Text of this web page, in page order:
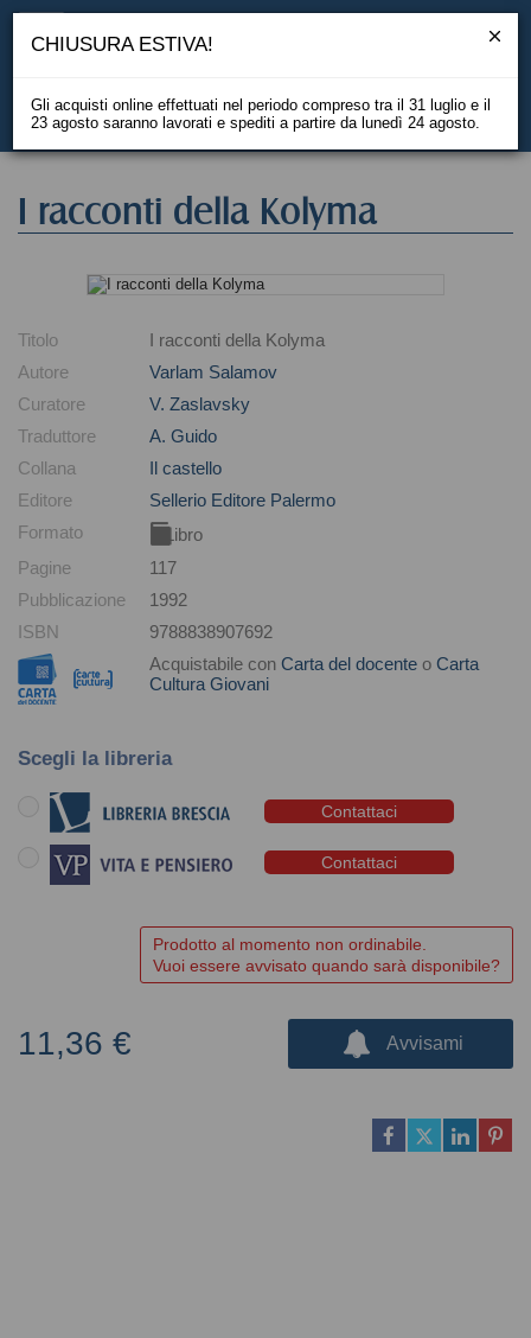
EN
I racconti della Kolyma
Titolo
I racconti della Kolyma
Autore
Varlam Salamov
Curatore
V. Zaslavsky
Traduttore
A. Guido
Collana
Il castello
Editore
Sellerio Editore Palermo
Formato
Libro
Pagine
117
Pubblicazione
1992
ISBN
9788838907692
Acquistabile con Carta del docente o Carta
Cultura Giovani
Scegli la libreria
Contattaci
Contattaci
Prodotto al momento non ordinabile.
Vuoi essere avvisato quando sarà disponibile?
11,36 € Avvisami
CHIUSURA ESTIVA!
Gli acquisti online effettuati nel periodo compreso tra il 31 luglio e il
23 agosto saranno lavorati e spediti a partire da lunedì 24 agosto.